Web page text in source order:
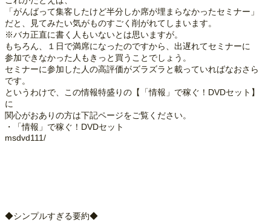
「がんばって集客したけど半分しか席が埋まらなかったセミナー」
だと、見てみたい気がものすごく削がれてしまいます。
※バカ正直に書く人もいないとは思いますが。
もちろん、１日で満席になったのですから、出遅れてセミナーに
参加できなかった人もきっと買うことでしょう。
セミナーに参加した人の高評価がズラズラと載っていればなおさら
です。
というわけで、この情報特盛りの【「情報」で稼ぐ！DVDセット】
に
関心がおありの方は下記ページをご覧ください。
・「情報」で稼ぐ！DVDセット
msdvd111/
◆シンプルすぎる要約◆